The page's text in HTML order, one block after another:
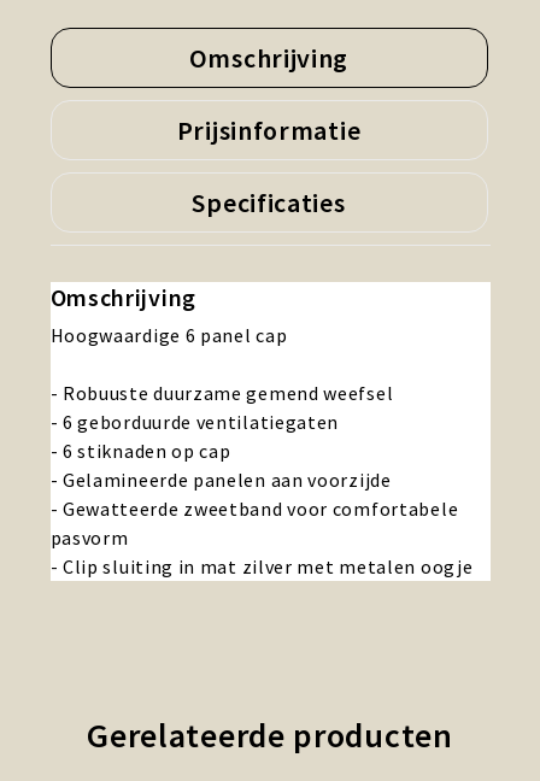
Omschrijving
Prijsinformatie
Specificaties
Omschrijving
Hoogwaardige 6 panel cap
- Robuuste duurzame gemend weefsel
- 6 geborduurde ventilatiegaten
- 6 stiknaden op cap
- Gelamineerde panelen aan voorzijde
- Gewatteerde zweetband voor comfortabele
pasvorm
- Clip sluiting in mat zilver met metalen oogje
Gerelateerde producten